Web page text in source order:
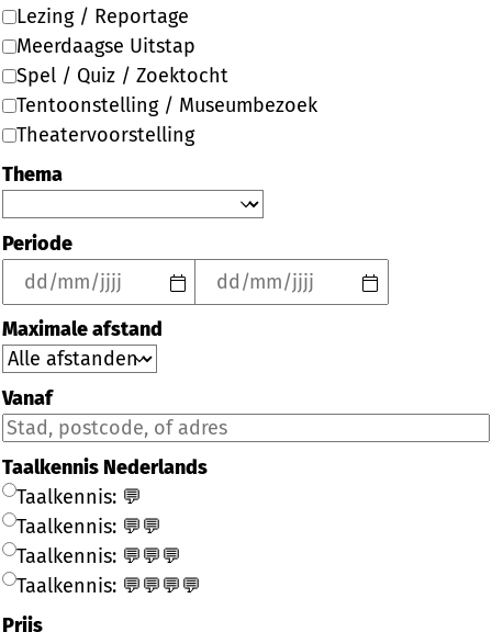
Lezing / Reportage
Meerdaagse Uitstap
Spel / Quiz / Zoektocht
Tentoonstelling / Museumbezoek
Theatervoorstelling
Thema
Periode
Maximale afstand
Vanaf
Taalkennis Nederlands
Taalkennis: 💬
Taalkennis: 💬💬
Taalkennis: 💬💬💬
Taalkennis: 💬💬💬💬
Prijs